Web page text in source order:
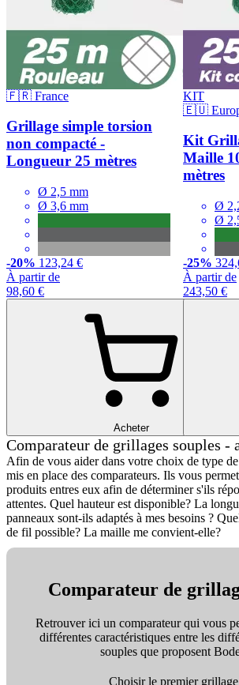
🇫🇷 France
Grillage simple torsion
non compacté -
Longueur 25 mètres
Ø 2,5 mm
Ø 3,6 mm
-20% 123,24 €
À partir de
98,60 €
Acheter
KIT
🇪🇺
Kit
Maille
mètres
Ø
Ø
-25%
À partir de
243,50 €
Comparateur de grillages souples -
Afin de vous aider dans votre choix de type
mis en place des comparateurs. Ils vous
produits entres eux afin de déterminer s'ils
attentes. Quel hauteur est disponible? La
panneaux sont-ils adaptés à mes besoins ?
de fil possible? La maille me convient-elle?
Comparateur de
Retrouver ici un comparateur qui vous
différentes caractéristiques entre les
souples que proposent
Choisir le premier